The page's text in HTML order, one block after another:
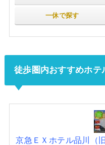
一休で探す
徒歩圏内おすすめホ
京急ＥＸホテル品川（